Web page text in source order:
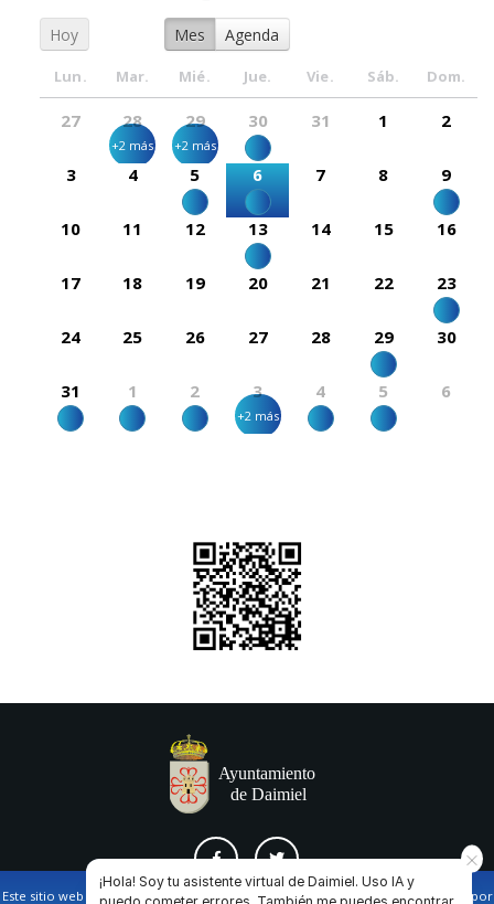
Hoy Mes Agenda
Lun. Mar. Mié. Jue. Vie. Sáb. Dom.
27 28 29 30 31 1 2
+2 más +2 más
3 4 5 6 7 8 9
10 11 12 13 14 15 16
17 18 19 20 21 22 23
24 25 26 27 28 29 30
31 1 2 3 4 5 6
+2 más
Este sitio web utiliza cookies propias y de terceros para facilitar la navegación por
¡Hola! Soy tu asistente virtual de Daimiel. Uso IA y